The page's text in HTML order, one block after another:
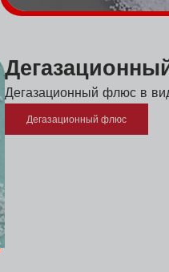
Дегазационный флюс в
Дегазационный флюс